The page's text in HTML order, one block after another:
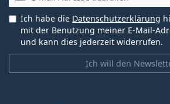
Ich will den
Ich habe die Datenschutzerklärung
mit der Benutzung meiner E-Mail-
und kann dies jederzeit widerrufen.